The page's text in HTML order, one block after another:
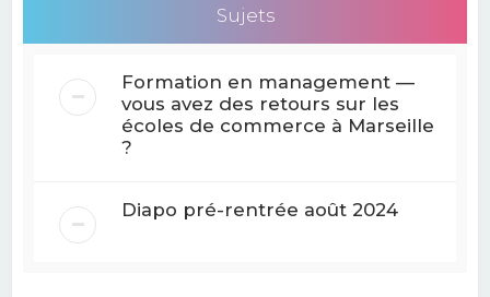
Sujets
Formation en management —
vous avez des retours sur les
écoles de commerce à Marseille
?
Diapo pré-rentrée août 2024